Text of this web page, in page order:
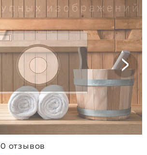
0 отзывов